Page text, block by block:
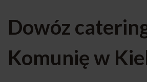
Dowóz
Komunię w